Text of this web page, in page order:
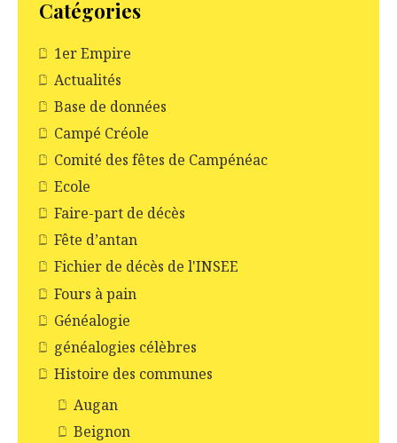
Catégories
1er Empire
Actualités
Base de données
Campé Créole
Comité des fêtes de Campénéac
Ecole
Faire-part de décès
Fête d’antan
Fichier de décès de l'INSEE
Fours à pain
Généalogie
généalogies célèbres
Histoire des communes
Augan
Beignon